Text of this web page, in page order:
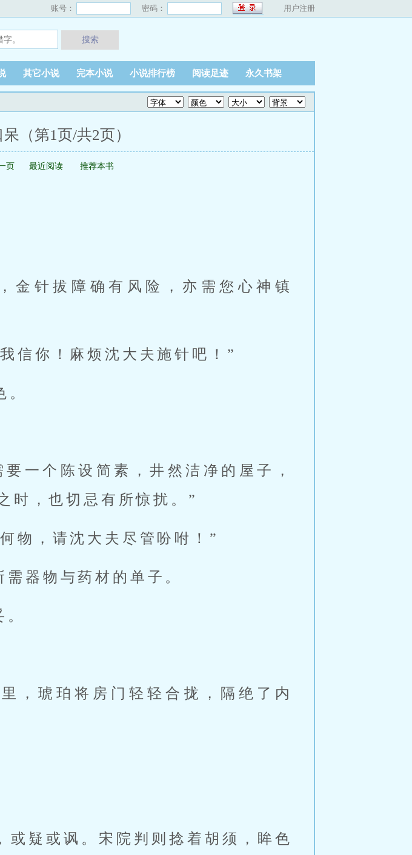
账号： 密码： 用户注册
搜索
其它小说 完本小说 小说排行榜 阅读足迹 永久书架
（第1页/共2页）
页 最近阅读 推荐本书
金针拔障确有风险，亦需您心神镇
信你！麻烦沈大夫施针吧！”
一个陈设简素，井然洁净的屋子，
时，也切忌有所惊扰。”
物，请沈大夫尽管吩咐！”
器物与药材的单子。
，琥珀将房门轻轻合拢，隔绝了内
或疑或讽。宋院判则捻着胡须，眸色